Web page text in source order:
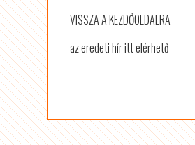
VISSZA A KEZDŐOLDALRA
az eredeti hír itt elérhető